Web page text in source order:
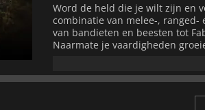
Word de held die je wilt zijn en
combinatie van melee-, ranged-
van bandieten en beesten tot
Naarmate je vaardigheden
Maar een held zijn gaat niet
op naast het slagveld door geld
jagen, een gezin te stichten en